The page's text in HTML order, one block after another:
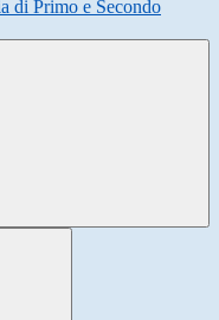
di Primo e Secondo